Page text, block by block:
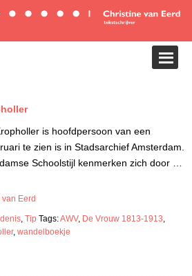
is hoofdpersoon van een
te zien is in Stadsarchief Amsterdam.
Schoolstijl kenmerken zich door …
Eerd
,Tip Tags:AWV, De Vrouw 1813-1913,
,wandelboekje